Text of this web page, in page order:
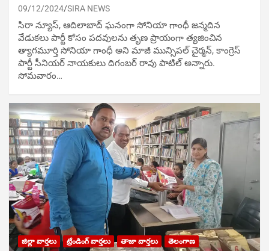
09/12/2024 SIRA NEWS
సిరా న్యూస్, ఆదిలాబాద్ ఘ‌నంగా సోనియా గాంధీ జ‌న్మ‌దిన
వేడుక‌లు పార్టీ కోసం ప‌ద‌వుల‌ను తృణ ప్రాయంగా త్య‌జించిన
త్యాగమూర్తి సోనియా గాంధీ అని మాజీ మున్సిప‌ల్ చైర్మ‌న్, కాంగ్రెస్
పార్టీ సీనియ‌ర్ నాయ‌కులు దిగంబ‌ర్ రావు పాటిల్ అన్నారు.
సోమవారం…
జిల్లా వార్తలు ట్రేండింగ్ వార్తలు తాజా వార్తలు తెలంగాణ